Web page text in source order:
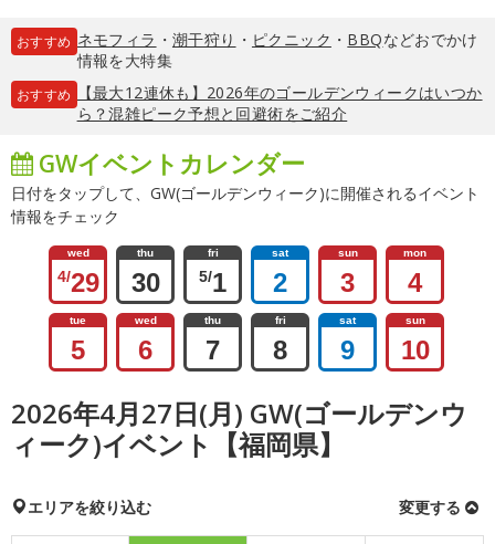
おすすめ ネモフィラ ・ 潮干狩り ・ ピクニック ・ BBQなどおでかけ
情報を大特集
おすすめ
【最大12連休も】2026年のゴールデンウィークはいつか
ら？混雑ピーク予想と回避術をご紹介
GWイベントカレンダー
日付をタップして、GW(ゴールデンウィーク)に開催されるイベント
情報をチェック
wed
4/29
thu
30
fri
5/1
sat
2
sun
3
mon
4
tue
5
wed
6
thu
7
fri
8
sat
9
sun
10
2026年4月27日(月) GW(ゴールデンウ
ィーク)イベント【福岡県】
エリアを絞り込む 変更する